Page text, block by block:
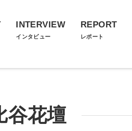
INTERVIEW
インタビュー
REPORT
レポート
谷花壇